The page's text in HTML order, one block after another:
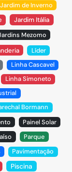
Jardim de Inverno
Jardim Itália
Mezomo
Líder
Linha Cascavel
Linha Simoneto
Bormann
Painel Solar
Parque
Pavimentação
Piscina